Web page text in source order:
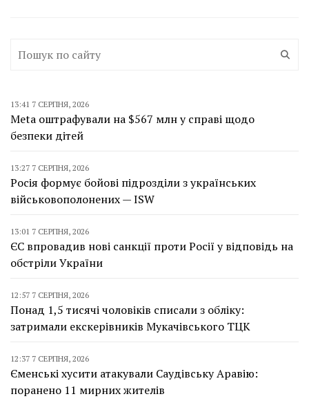
13:41 7 СЕРПНЯ, 2026
Meta оштрафували на $567 млн у справі щодо
безпеки дітей
13:27 7 СЕРПНЯ, 2026
Росія формує бойові підрозділи з українських
військовополонених — ISW
13:01 7 СЕРПНЯ, 2026
ЄС впровадив нові санкції проти Росії у відповідь на
обстріли України
12:57 7 СЕРПНЯ, 2026
Понад 1,5 тисячі чоловіків списали з обліку:
затримали екскерівників Мукачівського ТЦК
12:37 7 СЕРПНЯ, 2026
Єменські хусити атакували Саудівську Аравію:
поранено 11 мирних жителів